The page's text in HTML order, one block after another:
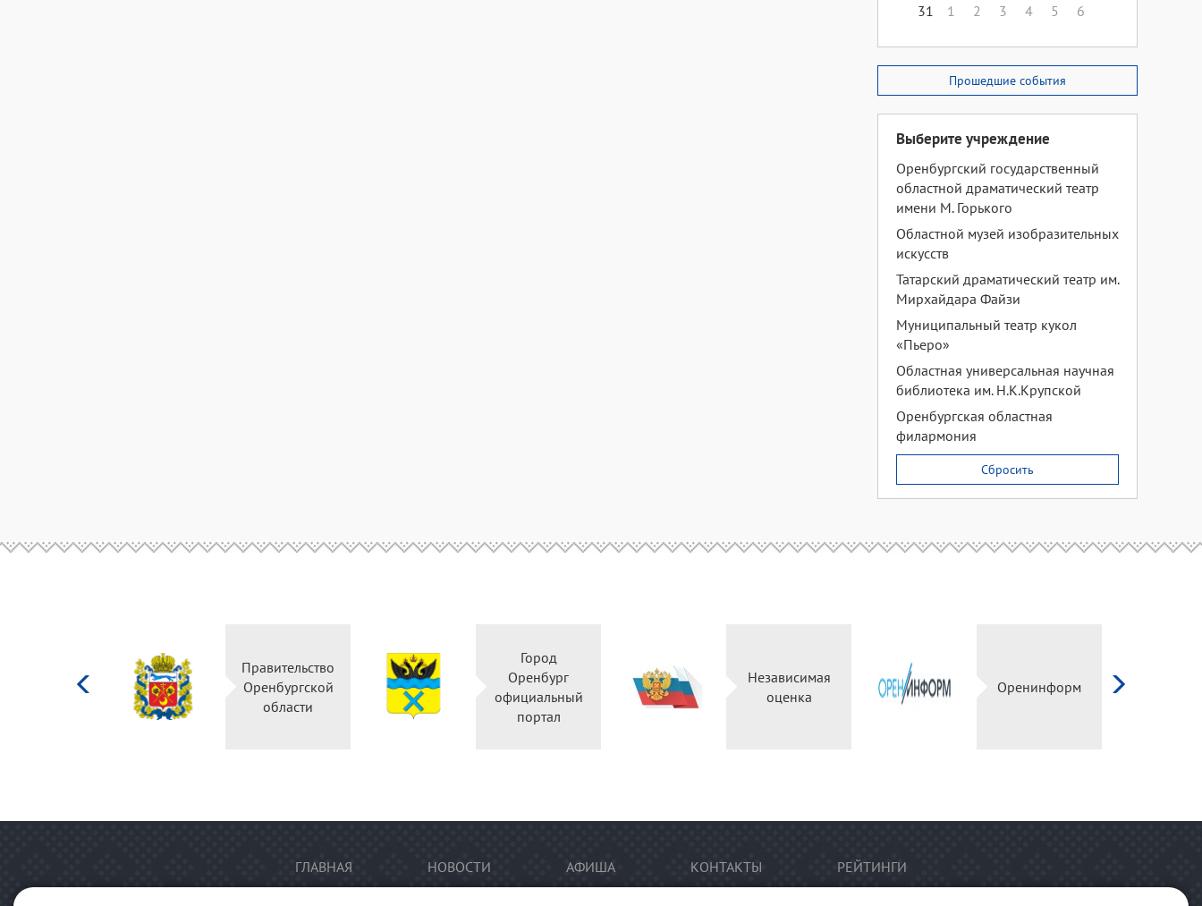
31
1 2 3 4 5 6
Прошедшие события
Выберите учреждение
Оренбургский государственный
областной драматический театр
имени М. Горького
Областной музей изобразительных
искусств
Татарский драматический театр им.
Мирхайдара Файзи
Муниципальный театр кукол
«Пьеро»
Областная универсальная научная
библиотека им. Н.К.Крупской
Оренбургская областная
филармония
Сбросить
Правительство
Оренбургской
области
Город
Оренбург
официальный
портал
Независимая
оценка
Оренинформ
ГЛАВНАЯ НОВОСТИ АФИША КОНТАКТЫ РЕЙТИНГИ